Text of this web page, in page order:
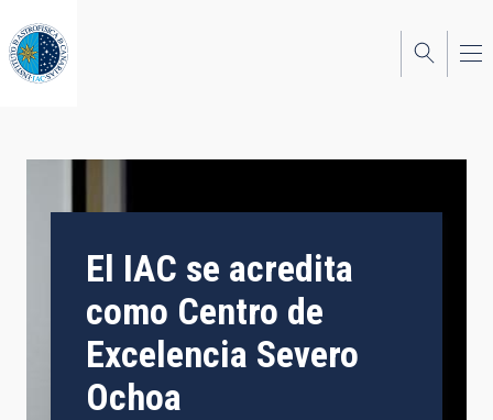
to
main
content
El IAC se acredita
como Centro de
Excelencia Severo
Ochoa